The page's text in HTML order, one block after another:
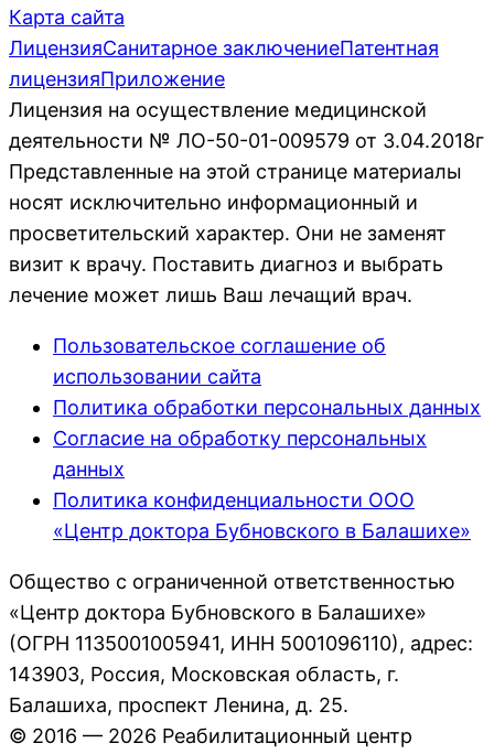
Карта сайта
ЛицензияСанитарное заключениеПатентная
лицензияПриложение
Лицензия на осуществление медицинской
деятельности № ЛО-50-01-009579 от 3.04.2018г
Представленные на этой странице материалы
носят исключительно информационный и
просветительский характер. Они не заменят
визит к врачу. Поставить диагноз и выбрать
лечение может лишь Ваш лечащий врач.
Пользовательское соглашение об
использовании сайта
Политика обработки персональных данных
Согласие на обработку персональных
данных
Политика конфиденциальности ООО
«Центр доктора Бубновского в Балашихе»
Общество с ограниченной ответственностью
«Центр доктора Бубновского в Балашихе»
(ОГРН 1135001005941, ИНН 5001096110), адрес:
143903, Россия, Московская область, г.
Балашиха, проспект Ленина, д. 25.
© 2016 — 2026 Реабилитационный центр